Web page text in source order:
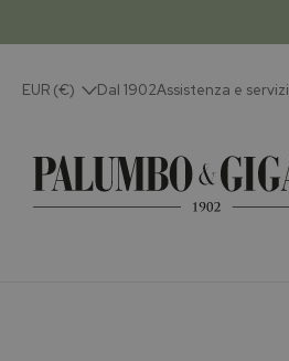
EUR (€) Dal 1902Assistenza e servizi